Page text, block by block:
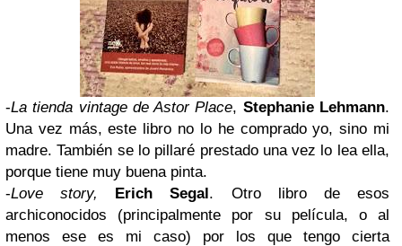
-La tienda vintage de Astor Place, Stephanie Lehmann.
Una vez más,este libro no lo he comprado yo, sino mi
madre. También se lo pillaré prestado una vez lo lea ella,
porque tiene muy buena pinta.
-Love story, Erich Segal. Otro libro de esos
archiconocidos (principalmente por su película, o al
menos ese es mi caso) por los que tengo cierta